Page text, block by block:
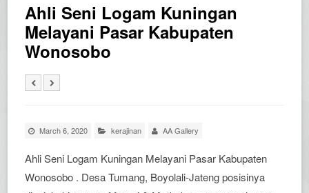
Ahli Seni Logam Kuningan
Melayani Pasar Kabupaten
Wonosobo
March 6, 2020 kerajinan AA Gallery
Ahli Seni Logam Kuningan Melayani Pasar Kabupaten
Wonosobo . Desa Tumang, Boyolali-Jateng posisinya